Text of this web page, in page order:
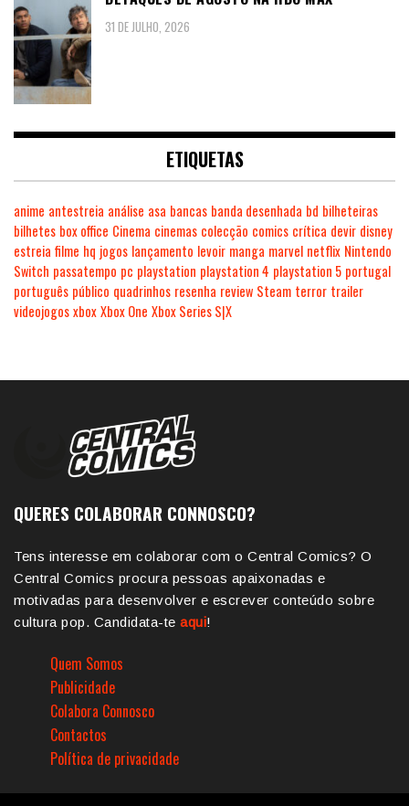
31 DE JULHO, 2026
ETIQUETAS
anime antestreia análise asa bancas banda desenhada bd bilheteiras
bilhetes box office Cinema cinemas colecção comics crítica devir disney
estreia filme hq jogos lançamento levoir manga marvel netflix Nintendo
Switch passatempo pc playstation playstation 4 playstation 5 portugal
português público quadrinhos resenha review Steam terror trailer
videojogosxboxXbox One Xbox Series S|X
QUERES COLABORAR CONNOSCO?
Tens interesse em colaborar com o Central Comics? O
Central Comics procura pessoas apaixonadas e
motivadas para desenvolver e escrever conteúdo sobre
cultura pop. Candidata-te aqui!
Quem Somos
Publicidade
Colabora Connosco
Contactos
Política de privacidade